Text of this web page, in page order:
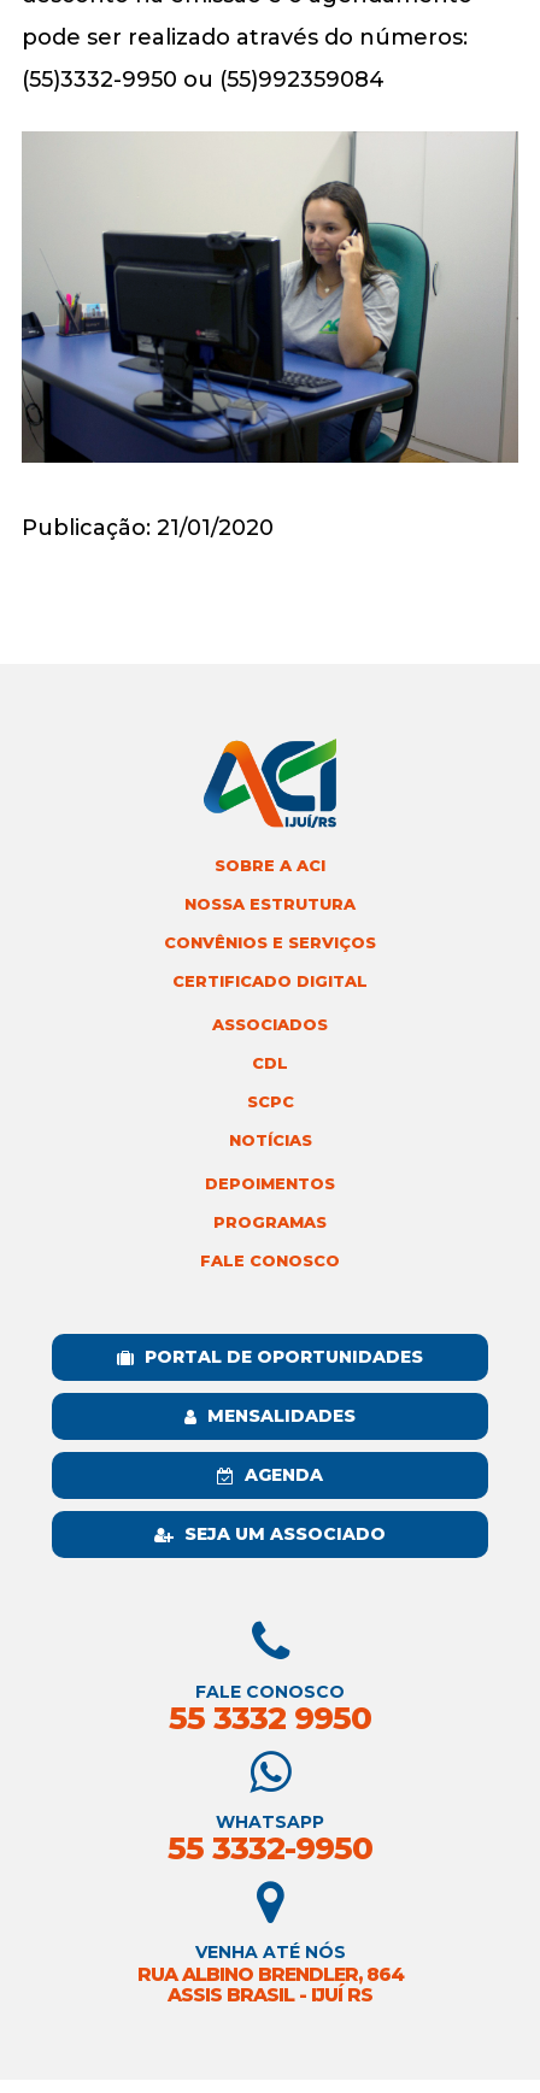
pode ser realizado através do números:
(55)3332-9950 ou (55)992359084
Publicação: 21/01/2020
SOBRE A ACI
NOSSA ESTRUTURA
CONVÊNIOS E SERVIÇOS
CERTIFICADO DIGITAL
ASSOCIADOS
CDL
SCPC
NOTÍCIAS
DEPOIMENTOS
PROGRAMAS
FALE CONOSCO
PORTAL DE OPORTUNIDADES
MENSALIDADES
AGENDA
SEJA UM ASSOCIADO
FALE CONOSCO
55 3332 9950
WHATSAPP
55 3332-9950
VENHA ATÉ NÓS
RUA ALBINO BRENDLER, 864
ASSIS BRASIL - IJUÍ RS